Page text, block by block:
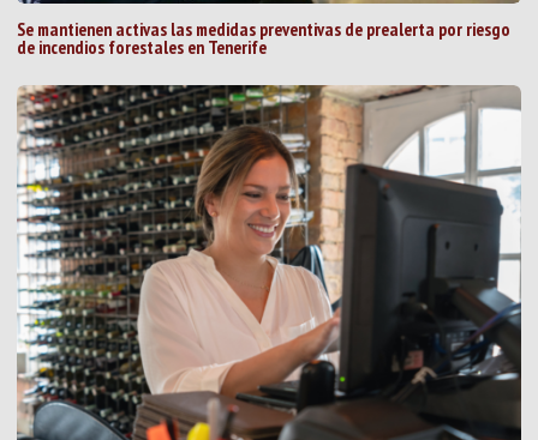
Se mantienen activas las medidas preventivas de prealerta por riesgo
de incendios forestales en Tenerife